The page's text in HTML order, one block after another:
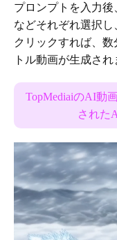
プロンプトを入力
などそれぞれ選択
クリックすれば、
トル動画が生成され
TopMediaiのAI動
された